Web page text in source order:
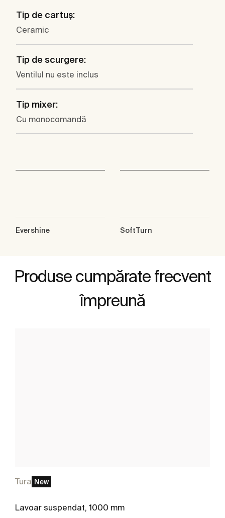
Tip de cartuş:
Ceramic
Tip de scurgere:
Ventilul nu este inclus
Tip mixer:
Cu monocomandă
Evershine SoftTurn
Produse cumpărate frecvent
împreună
Tura New
Lavoar suspendat, 1000 mm